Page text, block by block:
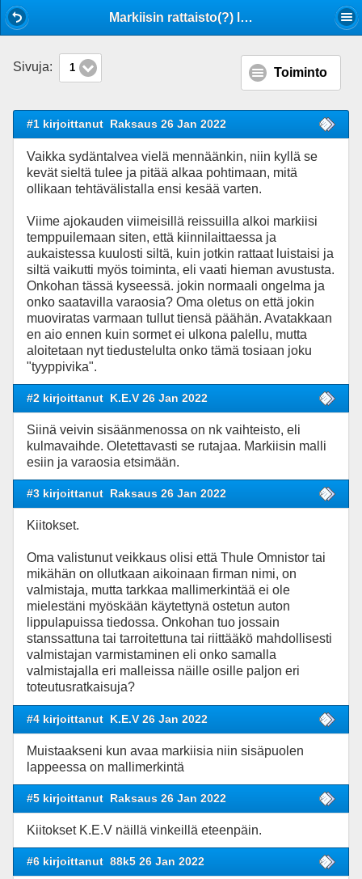
Markiisin rattaisto(?) luistaa
Sivuja: 1 Toiminto
#1 kirjoittanut Raksaus 26 Jan 2022
Vaikka sydäntalvea vielä mennäänkin, niin kyllä se
kevät sieltä tulee ja pitää alkaa pohtimaan, mitä
ollikaan tehtävälistalla ensi kesää varten.
Viime ajokauden viimeisillä reissuilla alkoi markiisi
temppuilemaan siten, että kiinnilaittaessa ja
aukaistessa kuulosti siltä, kuin jotkin rattaat luistaisi ja
siltä vaikutti myös toiminta, eli vaati hieman avustusta.
Onkohan tässä kyseessä. jokin normaali ongelma ja
onko saatavilla varaosia? Oma oletus on että jokin
muoviratas varmaan tullut tiensä päähän. Avatakkaan
en aio ennen kuin sormet ei ulkona palellu, mutta
aloitetaan nyt tiedustelulta onko tämä tosiaan joku
"tyyppivika".
#2 kirjoittanut K.E.V 26 Jan 2022
Siinä veivin sisäänmenossa on nk vaihteisto, eli
kulmavaihde. Oletettavasti se rutajaa. Markiisin malli
esiin ja varaosia etsimään.
#3 kirjoittanut Raksaus 26 Jan 2022
Kiitokset.
Oma valistunut veikkaus olisi että Thule Omnistor tai
mikähän on ollutkaan aikoinaan firman nimi, on
valmistaja, mutta tarkkaa mallimerkintää ei ole
mielestäni myöskään käytettynä ostetun auton
lippulapuissa tiedossa. Onkohan tuo jossain
stanssattuna tai tarroitettuna tai riittääkö mahdollisesti
valmistajan varmistaminen eli onko samalla
valmistajalla eri malleissa näille osille paljon eri
toteutusratkaisuja?
#4 kirjoittanut K.E.V 26 Jan 2022
Muistaakseni kun avaa markiisia niin sisäpuolen
lappeessa on mallimerkintä
#5 kirjoittanut Raksaus 26 Jan 2022
Kiitokset K.E.V näillä vinkeillä eteenpäin.
#6 kirjoittanut 88k5 26 Jan 2022